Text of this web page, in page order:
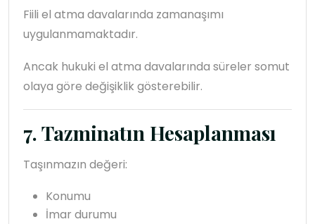
Fiili el atma davalarında zamanaşımı
uygulanmamaktadır.
Ancak hukuki el atma davalarında süreler somut
olaya göre değişiklik gösterebilir.
7. Tazminatın Hesaplanması
Taşınmazın değeri:
Konumu
İmar durumu